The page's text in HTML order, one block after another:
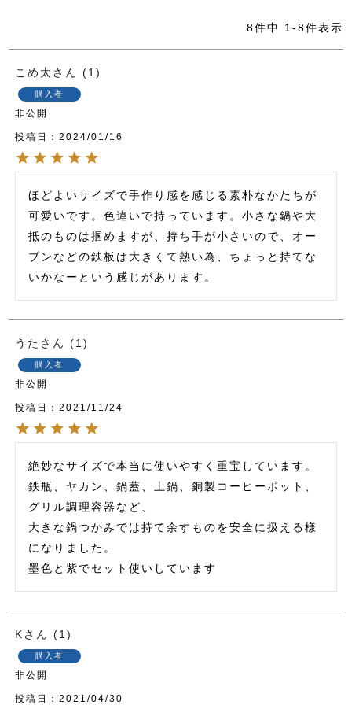
8件中 1 -8件表示
こめ太 1
購入者
非公開
投稿日 2024/01/16
ほどよいサイズで手作り感を感じる素朴なかたちが
可愛いです。色違いで持っています。小さな鍋や大
抵のものは掴めますが、持ち手が小さいので、オー
ブンなどの鉄板は大きくて熱い為、ちょっと持てな
いかなーという感じがあります。
うた 1
購入者
非公開
投稿日 2021/11/24
絶妙なサイズで本当に使いやすく重宝しています。
鉄瓶、ヤカン、鍋蓋、土鍋、銅製コーヒーポット、
グリル調理容器など、
大きな鍋つかみでは持て余すものを安全に扱える様
になりました。
墨色と紫でセット使いしています
K 1
購入者
非公開
投稿日 2021/04/30